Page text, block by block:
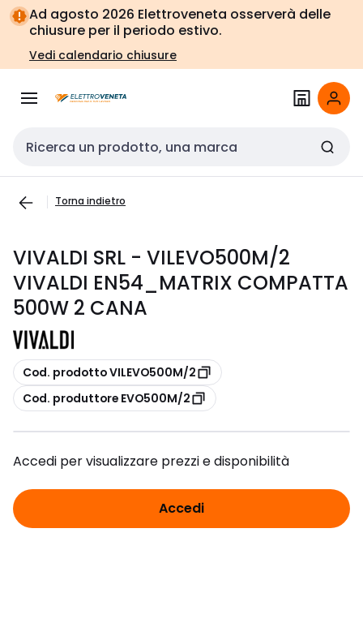
Vai alla
navigazione
Vai
alla
pagina
Ad agosto 2026 Elettroveneta osserverà delle
chiusure per il periodo estivo.
Vedi calendario chiusure
Cerca input
Torna indietro
VIVALDI SRL - VILEVO500M/2
VIVALDI EN54_MATRIX COMPATTA
500W 2 CANA
copia
Cod. prodotto VILEVO500M/2
copia
Cod. produttore EVO500M/2
Accedi per visualizzare prezzi e disponibilità
Accedi